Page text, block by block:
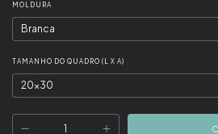
MOLDURA
TAMANHO DO QUADRO (L X A)